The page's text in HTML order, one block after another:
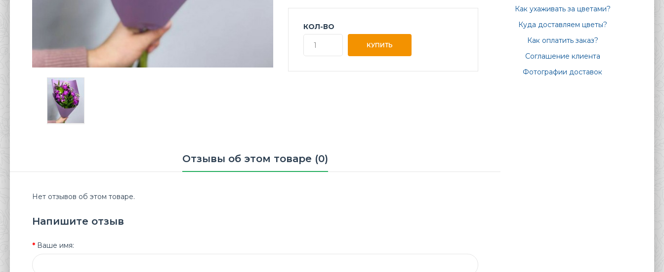
КОЛ-ВО
Отзывы об этом товаре (0)
Нет отзывов об этом товаре.
Напишите отзыв
Ваше имя:
Как ухаживать за цветами?
Куда доставляем цветы?
Как оплатить заказ?
Соглашение клиента
Фотографии доставок